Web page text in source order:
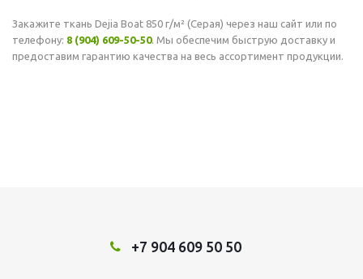
Закажите ткань Dejia Boat 850 г/м² (Серая) через наш сайт или по
телефону: 8 (904) 609-50-50. Мы обеспечим быструю доставку и
предоставим гарантию качества на весь ассортимент продукции.
+7 904 609 50 50